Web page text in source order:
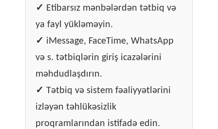
✓ Etibarsız mənbələrdən tətbiq və
ya fayl yükləməyin.
✓ iMessage, FaceTime, WhatsApp
və s. tətbiqlərin giriş icazələrini
məhdudlaşdırın.
✓ Tətbiq və sistem fəaliyyətlərini
izləyən təhlükəsizlik
proqramlarından istifadə edin.